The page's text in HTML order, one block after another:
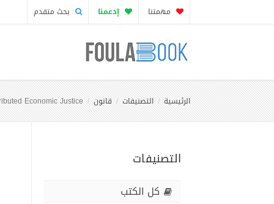
مهمتنا إدعمنا بحث متقدم
الرئيسية التصنيفات قانون Economic Justice
التصنيفات
كل الكتب